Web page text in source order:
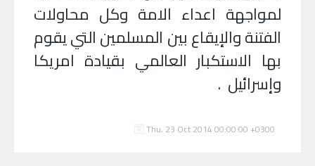
لمواجهة اعداء الامة وكل محاولات
الفتنة والإيقاع بين المسلمين التي يقوم
بها الاستكبار العالمي بقيادة امريكا
وإسرائيل .
Thu, 23 Oct 2014 00:00:00 +0300